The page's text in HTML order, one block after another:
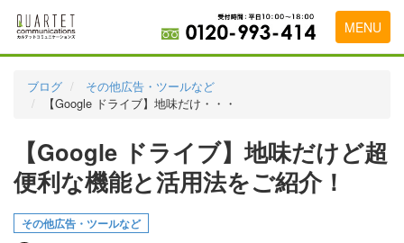
MENU
料金表
実績・お客様の声
初めて導入をお考えの方
代理店の乗り換えをお考えの方
ブログ
その他広告・ツールなど
【Google ドライブ】地味だけ・・・
【Google ドライブ】地味だけど超
便利な機能と活用法をご紹介！
その他広告・ツールなど